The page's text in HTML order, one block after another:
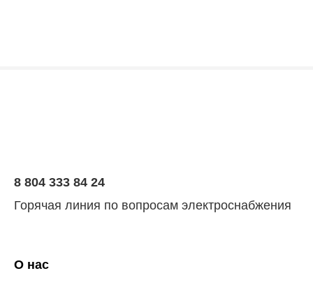
8 804 333 84 24
Горячая линия по вопросам электроснабжения
О нас